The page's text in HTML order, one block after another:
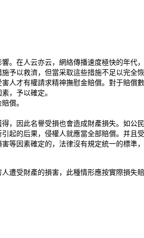
。在人云亦云，網絡傳播速度極快的年代
予以救濟，但當采取這些措施不足以完全
人才有權請求精神撫慰金賠償。對于賠償
，予以確定。
償。
，因此名譽受損也會造成財產損失。如公
起的后果，侵權人就應當全部賠償。并且
等因素確定的，法律沒有規定統一的標準
遭受財產的損害，此種情形應按實際損失